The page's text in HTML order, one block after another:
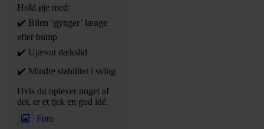
Hold øje med:
✔️ Bilen ‘gynger’ længe
efter bump
✔️ Ujævnt dækslid
✔️ Mindre stabilitet i sving
Hvis du oplever noget af
det, er et tjek en god idé.
Foto